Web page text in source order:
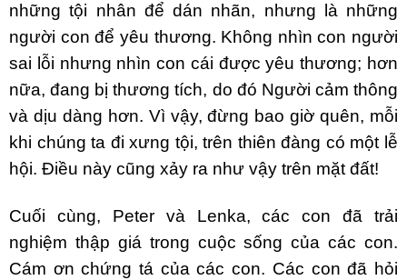
những tội nhân để dán nhãn, nhưng là những
người con để yêu thương. Không nhìn con người
sai lỗi nhưng nhìn con cái được yêu thương; hơn
nữa, đang bị thương tích, do đó Người cảm thông
và dịu dàng hơn. Vì vậy, đừng bao giờ quên, mỗi
khi chúng ta đi xưng tội, trên thiên đàng có một lễ
hội. Điều này cũng xảy ra như vậy trên mặt đất!
Cuối cùng, Peter và Lenka, các con đã trải
nghiệm thập giá trong cuộc sống của các con.
Cám ơn chứng tá của các con. Các con đã hỏi